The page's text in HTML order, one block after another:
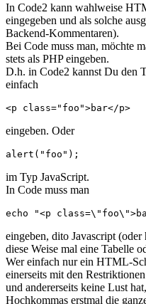
In Code2 kann wahlweise
eingegeben und als solche
Backend-Kommentaren).
Bei Code muss man, möchte
stets als PHP eingeben.
D.h. in Code2 kannst Du den
einfach
<p class="foo">bar</p>
eingeben. Oder
alert("foo");
im Typ JavaScript.
In Code muss man
echo "<p
eingeben, dito Javascript
diese Weise mal eine Tabelle
Wer einfach nur ein HTML-
einerseits mit den
und andererseits keine Lust
Hochkommas erstmal die